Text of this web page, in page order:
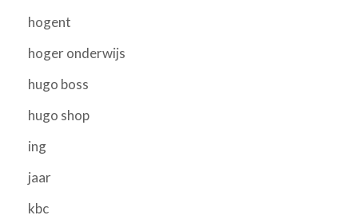
hogent
hoger onderwijs
hugo boss
hugo shop
ing
jaar
kbc